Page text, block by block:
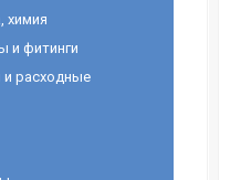
химия
и фитинги
расходные